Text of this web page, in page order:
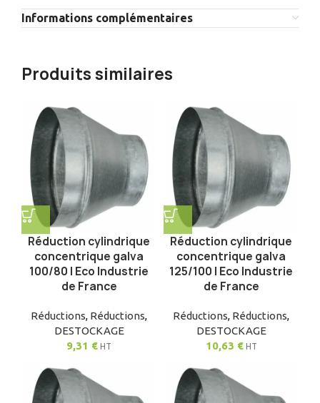
Informations complémentaires
Produits similaires
Réduction cylindrique
concentrique galva
100/80 | Eco Industrie
de France
Réductions, Réductions,
DESTOCKAGE
9,31 € HT
Réduction cylindrique
concentrique galva
125/100 | Eco Industrie
de France
Réductions, Réductions,
DESTOCKAGE
10,63 € HT